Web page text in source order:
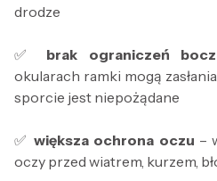
drodze
✅ brak ograniczeń
okularach ramki mogą
sporcie jest niepożądane
✅ większa ochrona oczu –
oczy przed wiatrem, kurzem,